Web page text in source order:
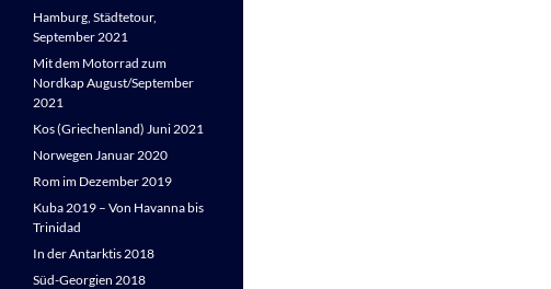
Hamburg, Städtetour,
September 2021
Mit dem Motorrad zum
Nordkap August/September
2021
Kos (Griechenland) Juni 2021
Norwegen Januar 2020
Rom im Dezember 2019
Kuba 2019 – Von Havanna bis
Trinidad
In der Antarktis 2018
Süd-Georgien 2018